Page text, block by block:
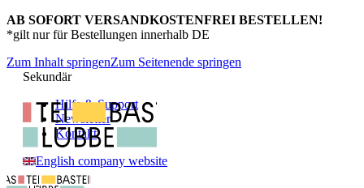
AB SOFORT VERSANDKOSTENFREI BESTELLEN!
*gilt nur für Bestellungen innerhalb DE
Zum Inhalt springenZum Seitenende springen
Sekundär
Hilfe & Support
Newsletter
Kontakt
English company website